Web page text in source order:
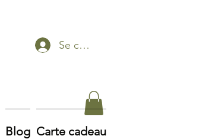
Se connecter
Blog Carte cadeau